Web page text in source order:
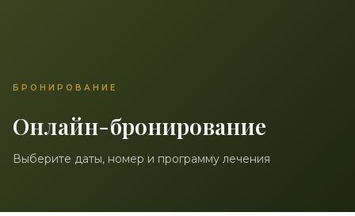
БРОНИРОВАНИЕ
Онлайн-бронирование
Выберите даты, номер и программу лечения